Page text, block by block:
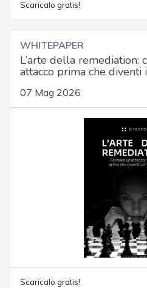
Scaricalo gratis!
WHITEPAPER
L’arte della remediation:
attacco prima che diventi
07 Mag 2026
Scaricalo gratis!